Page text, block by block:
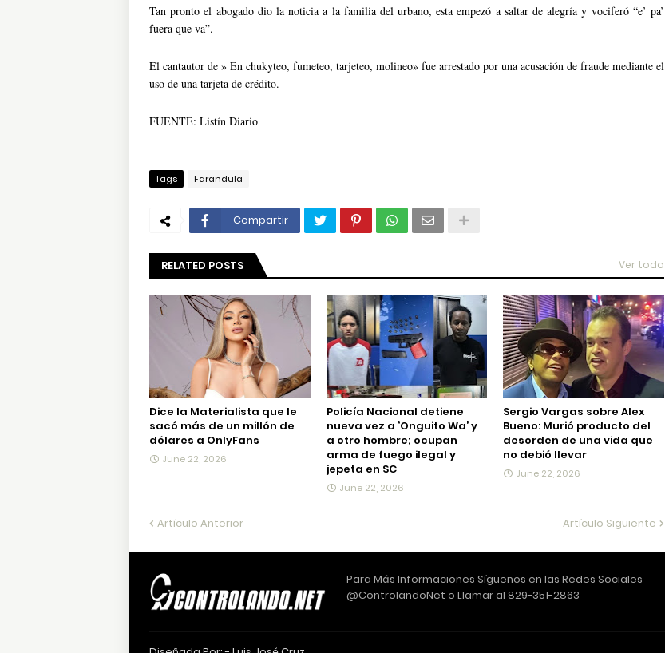
Tan pronto el abogado dio la noticia a la familia del urbano, esta empezó a saltar de alegría y vociferó “e’ pa’
fuera que va”.
El cantautor de » En chukyteo, fumeteo, tarjeteo, molineo» fue arrestado por una acusación de fraude mediante el
uso de una tarjeta de crédito.
FUENTE: Listín Diario
Tags Farandula
Compartir
RELATED POSTS Ver todo
Dice la Materialista que le
sacó más de un millón de
dólares a OnlyFans
June 22, 2026
Policía Nacional detiene
nueva vez a ‘Onguito Wa’ y
a otro hombre; ocupan
arma de fuego ilegal y
jepeta en SC
June 22, 2026
Sergio Vargas sobre Alex
Bueno: Murió producto del
desorden de una vida que
no debió llevar
June 22, 2026
Artículo Anterior Artículo Siguiente
Para Más Informaciones Síguenos en las Redes Sociales
@ControlandoNet o Llamar al 829-351-2863